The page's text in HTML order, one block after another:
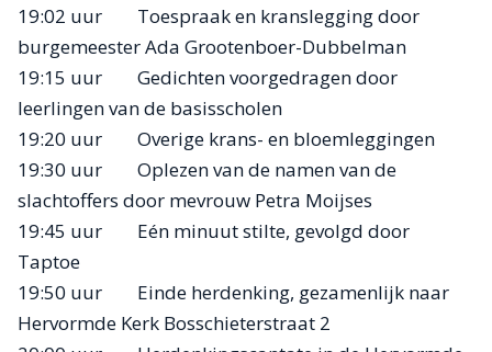
19:02 uur Toespraak en kranslegging door
burgemeester Ada Grootenboer-Dubbelman
19:15 uur Gedichten voorgedragen door
leerlingen van de basisscholen
19:20 uur Overige krans- en bloemleggingen
19:30 uur Oplezen van de namen van de
slachtoffers door mevrouw Petra Moijses
19:45 uur Eén minuut stilte, gevolgd door
Taptoe
19:50 uur Einde herdenking, gezamenlijk naar
Hervormde Kerk Bosschieterstraat 2